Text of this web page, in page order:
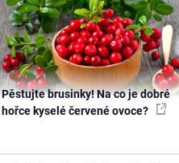
Pěstujte brusinky! Na co je dobré
hořce kyselé červené ovoce?